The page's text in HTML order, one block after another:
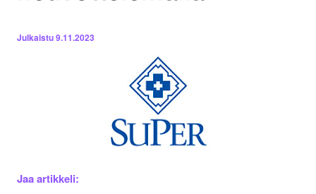
Julkaistu9.11.2023
Jaa artikkeli: